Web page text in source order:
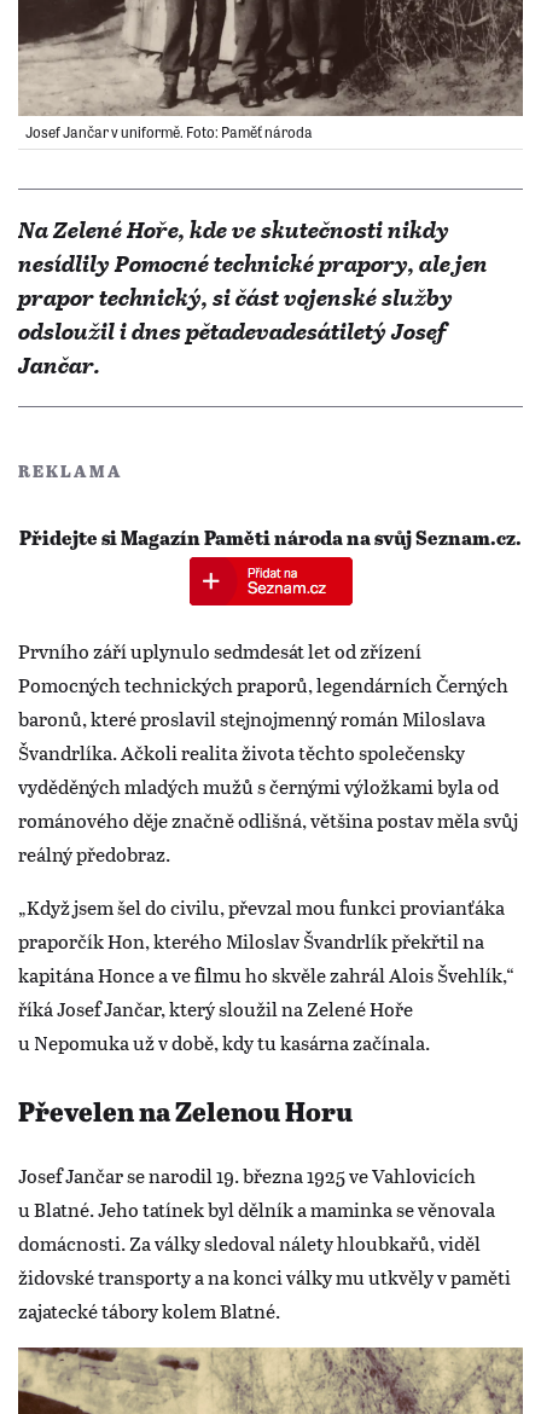
Josef Jančar v uniformě. Foto: Paměť národa
Na Zelené Hoře, kde ve skutečnosti nikdy
nesídlily Pomocné technické prapory, ale jen
prapor technický, si část vojenské služby
odsloužil i dnes pětadevadesátiletý Josef
Jančar.
REKLAMA
Přidejte si Magazín Paměti národa na svůj Seznam.cz.
Prvního září uplynulo sedmdesát let od zřízení
Pomocných technických praporů, legendárních Černých
baronů, které proslavil stejnojmenný román Miloslava
Švandrlíka. Ačkoli realita života těchto společensky
vyděděných mladých mužů s černými výložkami byla od
románového děje značně odlišná, většina postav měla svůj
reálný předobraz.
„Když jsem šel do civilu, převzal mou funkci provianťáka
praporčík Hon, kterého Miloslav Švandrlík překřtil na
kapitána Honce a ve filmu ho skvěle zahrál Alois Švehlík,“
říká Josef Jančar, který sloužil na Zelené Hoře
u Nepomuka už v době, kdy tu kasárna začínala.
Převelen na Zelenou Horu
Josef Jančar se narodil 19. března 1925 ve Vahlovicích
u Blatné. Jeho tatínek byl dělník a maminka se věnovala
domácnosti. Za války sledoval nálety hloubkařů, viděl
židovské transporty a na konci války mu utkvěly v paměti
zajatecké tábory kolem Blatné.